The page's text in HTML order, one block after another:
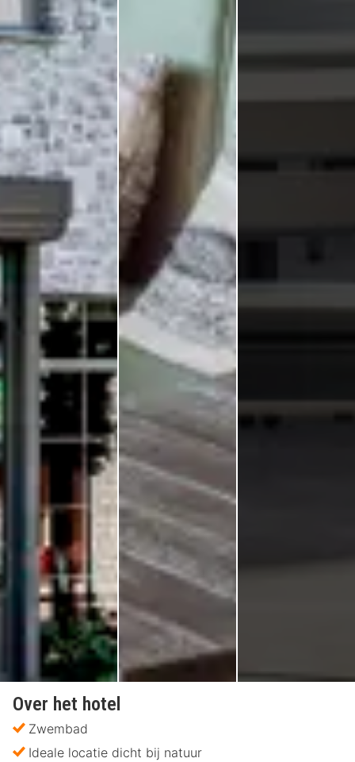
Over het hotel
Zwembad
Ideale locatie dicht bij natuur